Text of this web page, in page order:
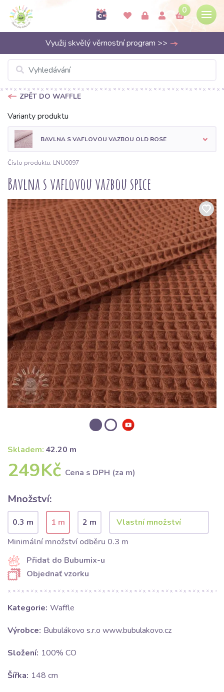
0
Využij skvělý věrnostní program >>
ZPĚT DO WAFFLE
Varianty produktu
BAVLNA S VAFLOVOU VAZBOU OLD ROSE
Číslo produktu: LNU0097
Bavlna s vaflovou vazbou spice
Skladem: 42.20 m
249Kč Cena s DPH (za m)
Množství:
0.3 m 1 m
2 m
Minimální množství odběru 0.3 m
Přidat do Bubumix-u
Objednať vzorku
Kategorie: Waffle
Výrobce: Bubulákovo s.r.o www.bubulakovo.cz
Složení: 100% CO
Šířka: 148 cm